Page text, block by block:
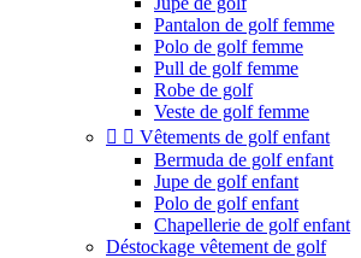
Pantalon de golf femme
Polo de golf femme
Pull de golf femme
Robe de golf
Veste de golf femme
  Vêtements de golf enfant
Bermuda de golf enfant
Jupe de golf enfant
Polo de golf enfant
Chapellerie de golf enfant
Déstockage vêtement de golf